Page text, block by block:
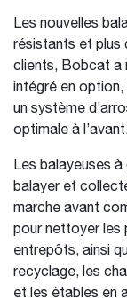
Les nouvelles
résistants et plus
clients, Bobcat a
intégré en option,
un système
optimale à
Les balayeuses
balayer et
marche avant
pour nettoyer les
entrepôts, ainsi
recyclage, les
et les étables en